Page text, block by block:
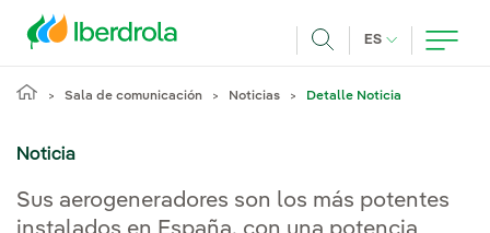
ES IDIOMA
Sala de comunicación Noticias Detalle Noticia
Noticia
Sus aerogeneradores son los más potentes